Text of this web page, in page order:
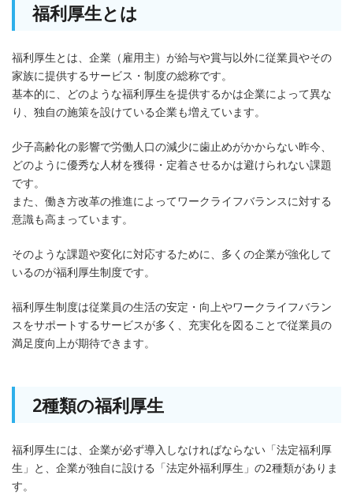
福利厚生とは
福利厚生とは、企業（雇用主）が給与や賞与以外に従業員やその
家族に提供するサービス・制度の総称です。
基本的に、どのような福利厚生を提供するかは企業によって異な
り、独自の施策を設けている企業も増えています。
少子高齢化の影響で労働人口の減少に歯止めがかからない昨今、
どのように優秀な人材を獲得・定着させるかは避けられない課題
です。
また、働き方改革の推進によってワークライフバランスに対する
意識も高まっています。
そのような課題や変化に対応するために、多くの企業が強化して
いるのが福利厚生制度です。
福利厚生制度は従業員の生活の安定・向上やワークライフバラン
スをサポートするサービスが多く、充実化を図ることで従業員の
満足度向上が期待できます。
2種類の福利厚生
福利厚生には、企業が必ず導入しなければならない「法定福利厚
生」と、企業が独自に設ける「法定外福利厚生」の2種類がありま
す。